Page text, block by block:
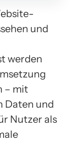
und
werden
– mit
Daten und
Nutzer als